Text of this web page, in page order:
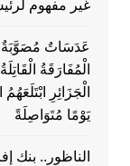
غير مفهوم
عَدَسَاتٌ مُصَوَّبَةٌ
يَوْمًا مُتَوَاصِلَةً
الناظور.. بنك